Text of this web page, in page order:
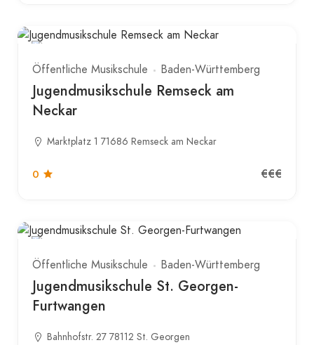
Öffentliche Musikschule Baden-Württemberg
Jugendmusikschule Remseck am
Neckar
Marktplatz 1 71686 Remseck am Neckar
0 €€€
Öffentliche Musikschule Baden-Württemberg
Jugendmusikschule St. Georgen-
Furtwangen
Bahnhofstr. 27 78112 St. Georgen